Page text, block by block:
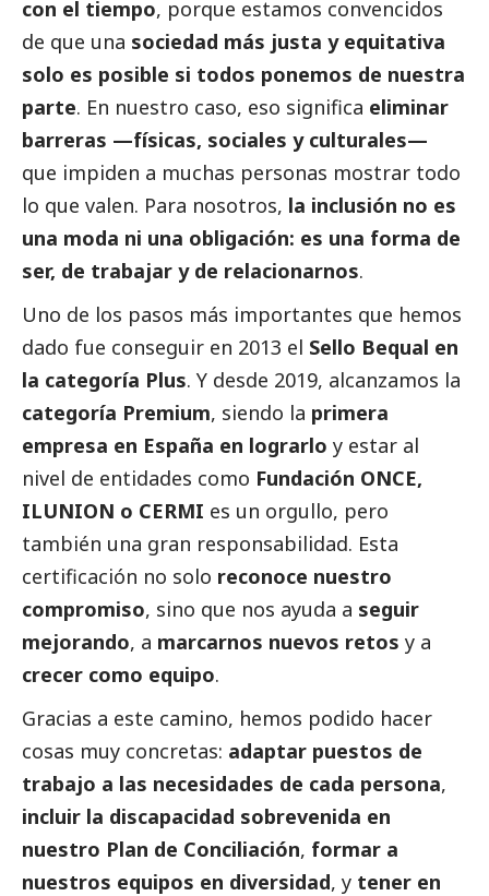
con el tiempo, porque estamos convencidos
de que una sociedad más justa y equitativa
solo es posible si todos ponemos de nuestra
parte. En nuestro caso, eso significa eliminar
barreras —físicas, sociales y culturales—
que impiden a muchas personas mostrar todo
lo que valen. Para nosotros, la inclusión no es
una moda ni una obligación: es una forma de
ser, de trabajar y de relacionarnos.
Uno de los pasos más importantes que hemos
dado fue conseguir en 2013 el Sello Bequal en
la categoría Plus. Y desde 2019, alcanzamos la
categoría Premium, siendo la primera
empresa en España en lograrlo y estar al
nivel de entidades como Fundación ONCE,
ILUNION o CERMI es un orgullo, pero
también una gran responsabilidad. Esta
certificación no solo reconoce nuestro
compromiso, sino que nos ayuda a seguir
mejorando, a marcarnos nuevos retos y a
crecer como equipo.
Gracias a este camino, hemos podido hacer
cosas muy concretas: adaptar puestos de
trabajo a las necesidades de cada persona,
incluir la discapacidad sobrevenida en
nuestro Plan de Conciliación, formar a
nuestros equipos en diversidad, y tener en